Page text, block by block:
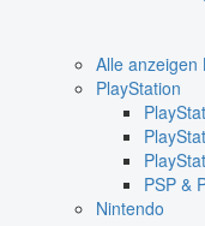
Alle anzeigen
PlayStation
PSP &
Nintendo